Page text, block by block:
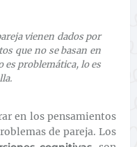
vienen dados por
que no se basan en
es problemática, lo es
en los pensamientos
de pareja. Los